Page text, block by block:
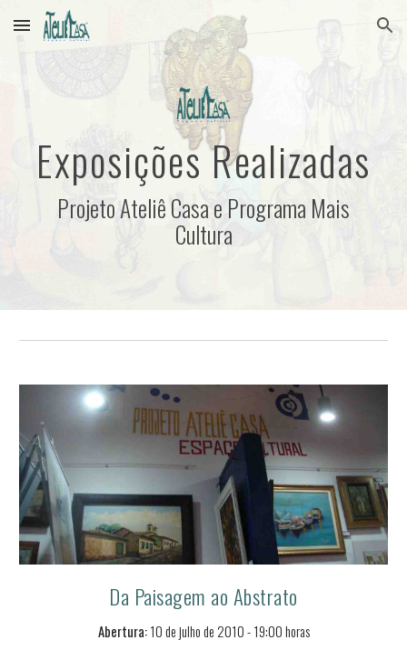
Skip to main content Skip to navigation
Exposições Realizadas
Projeto Ateliê Casa e Programa Mais
Cultura
Da Paisagem ao Abstrato
Abertura:10 de julho de 2010 - 19:00 horas